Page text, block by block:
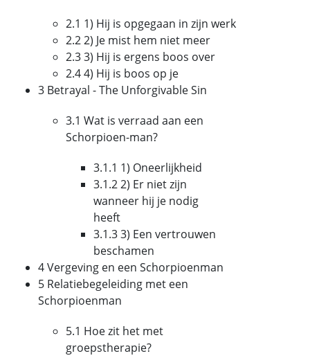
2.1 1) Hij is opgegaan in zijn werk
2.2 2) Je mist hem niet meer
2.3 3) Hij is ergens boos over
2.4 4) Hij is boos op je
3 Betrayal - The Unforgivable Sin
3.1 Wat is verraad aan een
Schorpioen-man?
3.1.1 1) Oneerlijkheid
3.1.2 2) Er niet zijn
wanneer hij je nodig
heeft
3.1.3 3) Een vertrouwen
beschamen
4 Vergeving en een Schorpioenman
5 Relatiebegeleiding met een
Schorpioenman
5.1 Hoe zit het met
groepstherapie?